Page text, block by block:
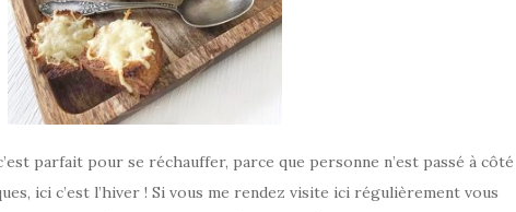
parfait pour se réchauffer, parce que personne n’est passé à côté
ici c’est l’hiver ! Si vous me rendez visite ici régulièrement vous